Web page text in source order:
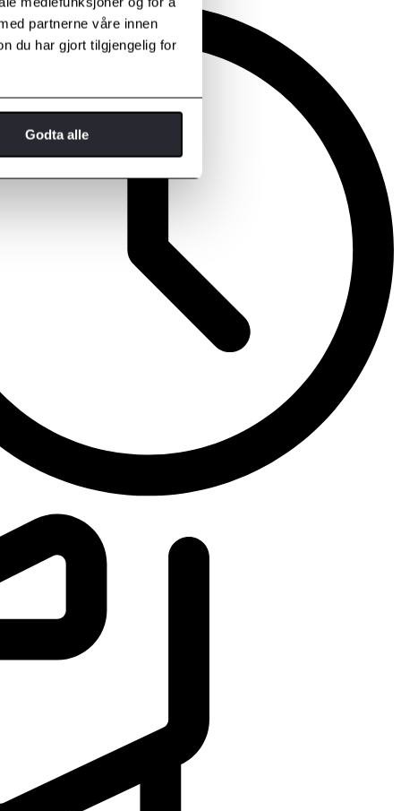
partnerne våre innen
du har gjort tilgjengelig for
Godta alle